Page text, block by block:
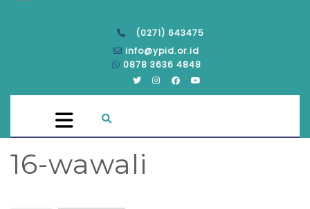
(0271) 643475
info@ypid.or.id
0878 3636 4848
16-wawali